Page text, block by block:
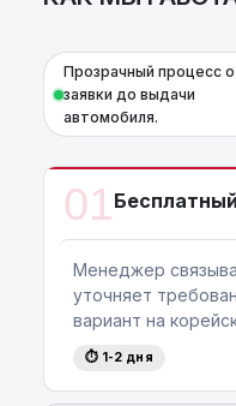
Прозрачный процесс
заявки до выдачи
автомобиля.
01
Менеджер
уточняет
вариант на
⏱ 1-2 дня